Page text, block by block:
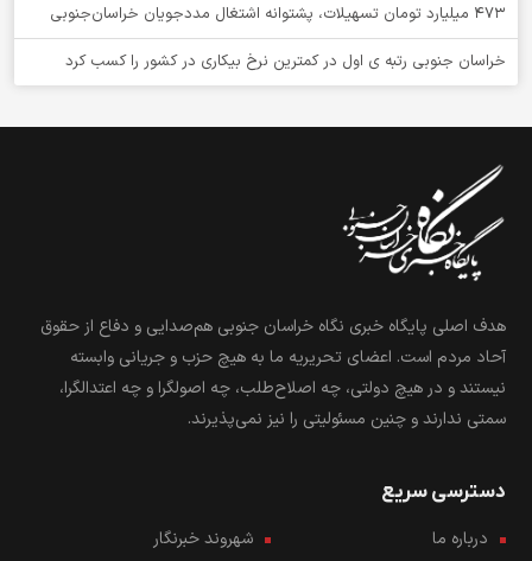
۴۷۳ میلیارد تومان تسهیلات، پشتوانه اشتغال مددجویان خراسان‌جنوبی
خراسان جنوبی رتبه ی اول در کمترین نرخ بیکاری در کشور را کسب کرد
هدف اصلی پایگاه خبری نگاه خراسان جنوبی هم‌صدایی و دفاع از حقوق
آحاد مردم است. اعضای تحریریه ما به هیچ حزب و جریانی وابسته
نیستند و در هیچ دولتی، چه اصلاح‌طلب، چه اصولگرا و چه اعتدالگرا،
سمتی ندارند و چنین مسئولیتی را نیز نمی‌پذیرند.
دسترسی سریع
درباره ما شهروند خبرنگار